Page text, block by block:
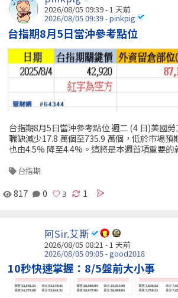
2026/08/05 09:39 - 1 天前
2026/08/05 09:39 - pinkpig
台指期8月5日當沖參考點位
台指期8月5日當沖參考點位 週二 (4 日)美國
職缺減少17.8 萬個至735.9 萬個，低於市場預
也由4.5% 降至4.4%。這將是本週首項重要的
台指期
817 0 1
阿Sir.艾斯
2026/08/05 08:21 - 1 天前
2026/08/05 09:05 - good2018
10秒快速掌握：8/5盤前大小事